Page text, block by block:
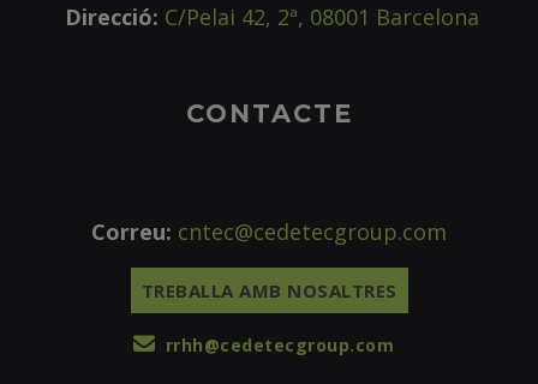
Direcció: C/Pelai 42, 2ª, 08001 Barcelona
CONTACTE
Correu: cntec@cedetecgroup.com
TREBALLA AMB NOSALTRES
rrhh@cedetecgroup.com